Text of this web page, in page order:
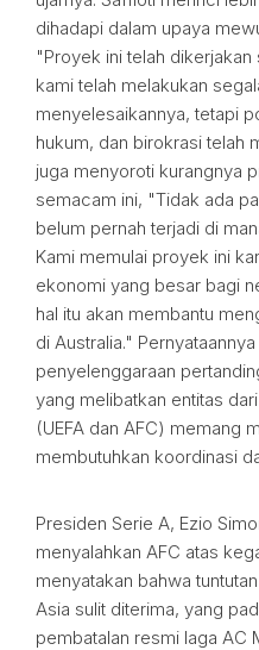
dihadapi dalam upaya
"Proyek ini telah
kami telah melakukan
menyelesaikannya, tetapi
hukum, dan birokrasi telah
juga menyoroti kurangnya
semacam ini, "Tidak ada
belum pernah terjadi di
Kami memulai proyek ini
ekonomi yang besar bagi
hal itu akan membantu
di Australia."
penyelenggaraan
yang melibatkan entitas
(UEFA dan AFC) memang
membutuhkan koordinasi
Presiden Serie A, Ezio
menyalahkan AFC atas
menyatakan bahwa
Asia sulit diterima, yang
pembatalan resmi laga AC